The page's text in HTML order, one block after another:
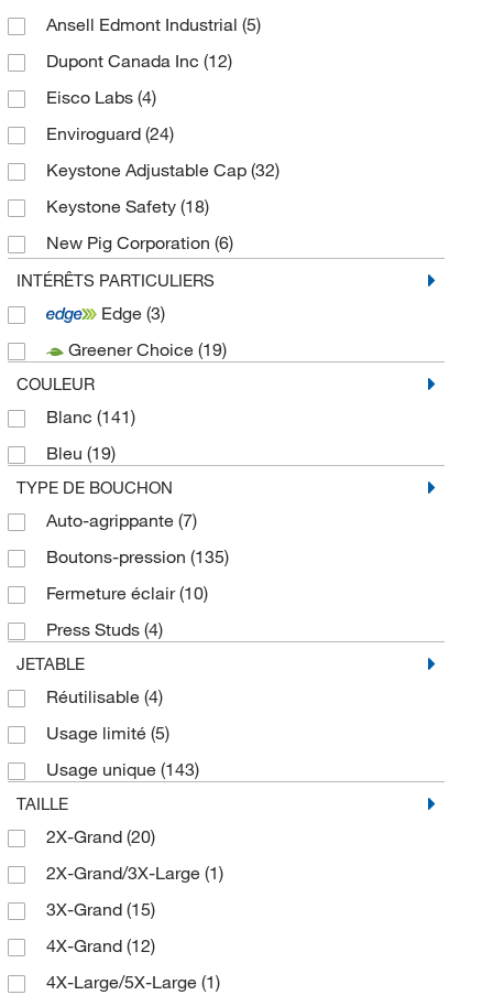
Ansell Edmont Industrial (5)
Dupont Canada Inc (12)
Eisco Labs (4)
Enviroguard (24)
Keystone Adjustable Cap (32)
Keystone Safety (18)
New Pig Corporation (6)
Tians International Inc
Veltek Associates Inc
INTÉRÊTS PARTICULIERS
Edge (3)
Greener Choice (19)
COULEUR
Blanc (141)
Bleu (19)
TYPE DE BOUCHON
Auto-agrippante (7)
Boutons-pression (135)
Fermeture éclair(10)
Press Studs (4)
JETABLE
Réutilisable (4)
Usage limité (5)
Usage unique (143)
TAILLE
2X-Grand (20)
2X-Grand/3X-Large (1)
3X-Grand (15)
4X-Grand (12)
4X-Large/5X-Large (1)